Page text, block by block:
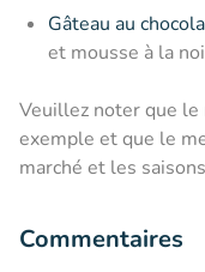
Gâteau au
et mousse à la
Veuillez noter que
exemple et que le
marché et les
Commentaires